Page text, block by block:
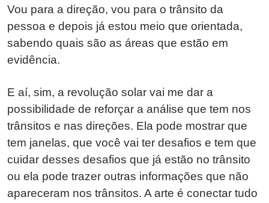
Vou para a direção, vou para o trânsito da
pessoa e depois já estou meio que orientada,
sabendo quais são as áreas que estão em
evidência.
E aí, sim, a revolução solar vai me dar a
possibilidade de reforçar a análise que tem nos
trânsitos e nas direções. Ela pode mostrar que
tem janelas, que você vai ter desafios e tem que
cuidar desses desafios que já estão no trânsito
ou ela pode trazer outras informações que não
apareceram nos trânsitos. A arte é conectar tudo